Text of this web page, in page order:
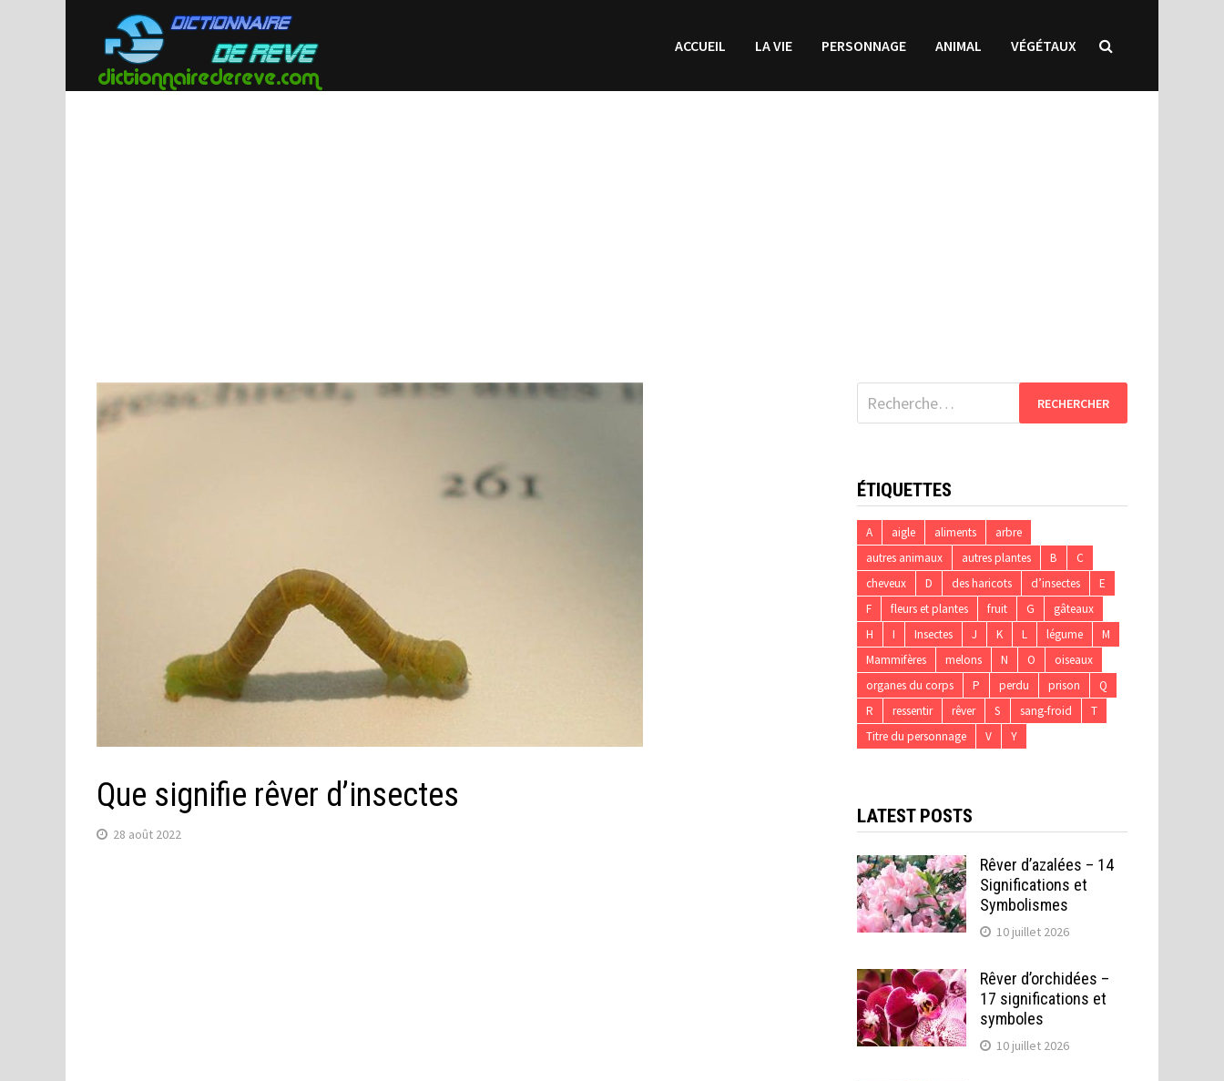
contenu
ACCUEIL LA VIE PERSONNAGE ANIMAL VÉGÉTAUX
Que signifie rêver d’insectes
28 août 2022
Rechercher :
ÉTIQUETTES
A aigle aliments
arbre
autres animaux
autres plantes B
C
cheveux
D des haricots d’insectes
E
F
fleurs et plantes fruit G
gâteaux
H
I Insectes J K L légume
M
Mammifères
melons N O
oiseaux
organes du corps
P perdu prison
Q
R
ressentir rêver S sang-froid
T
Titre du personnage
V Y
LATEST POSTS
Rêver d’azalées – 14
Significations et
Symbolismes
10 juillet 2026
Rêver d’orchidées –
17 significations et
symboles
10 juillet 2026